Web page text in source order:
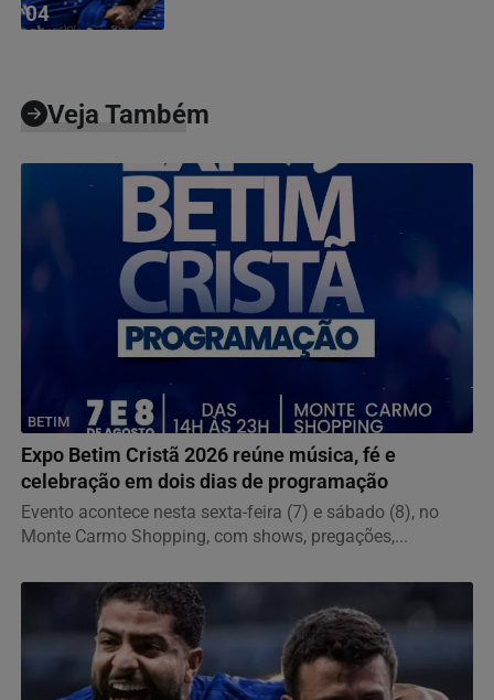
04
Veja Também
BETIM
Expo Betim Cristã 2026 reúne música, fé e
celebração em dois dias de programação
Evento acontece nesta sexta-feira (7) e sábado (8), no
Monte Carmo Shopping, com shows, pregações,...